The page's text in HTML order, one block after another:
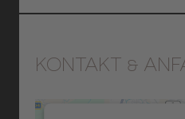
KONTAKT &